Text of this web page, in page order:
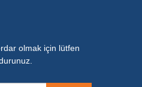
olmak için lütfen